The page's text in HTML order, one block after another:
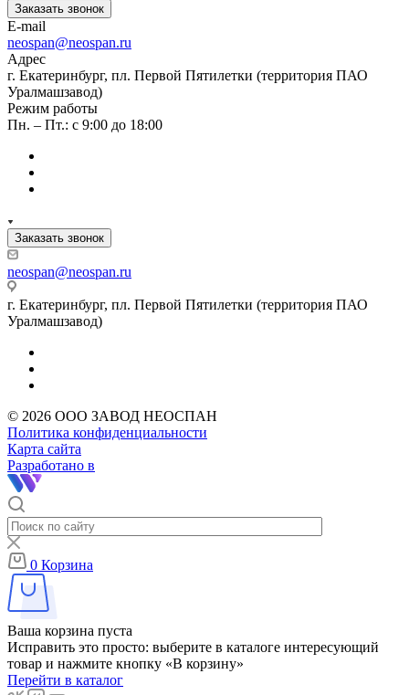
Заказать звонок
E-mail
neospan@neospan.ru
Адрес
г. Екатеринбург, пл. Первой Пятилетки (территория ПАО
Уралмашзавод)
Режим работы
Пн. – Пт.: с 9:00 до 18:00
Заказать звонок
neospan@neospan.ru
г. Екатеринбург, пл. Первой Пятилетки (территория ПАО
Уралмашзавод)
© 2026 ООО ЗАВОД НЕОСПАН
Политика конфиденциальности
Карта сайта
Разработано в
0 Корзина
Ваша корзина пуста
Исправить это просто: выберите в каталоге интересующий
товар и нажмите кнопку «В корзину»
Перейти в каталог